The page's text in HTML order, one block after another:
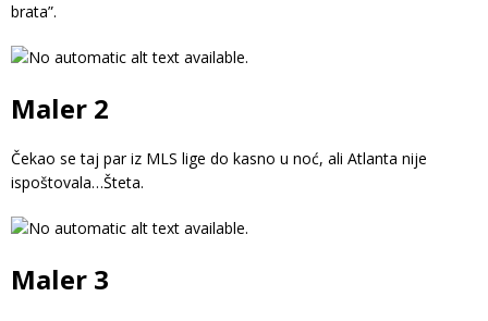
brata”.
Maler 2
Čekao se taj par iz MLS lige do kasno u noć, ali Atlanta nije
ispoštovala…Šteta.
Maler 3